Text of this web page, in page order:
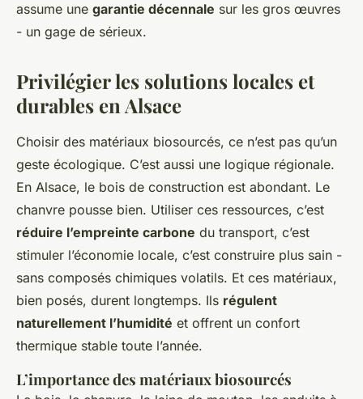
assume une garantie décennale sur les gros œuvres
- un gage de sérieux.
Privilégier les solutions locales et
durables en Alsace
Choisir des matériaux biosourcés, ce n’est pas qu’un
geste écologique. C’est aussi une logique régionale.
En Alsace, le bois de construction est abondant. Le
chanvre pousse bien. Utiliser ces ressources, c’est
réduire l’empreinte carbone du transport, c’est
stimuler l’économie locale, c’est construire plus sain -
sans composés chimiques volatils. Et ces matériaux,
bien posés, durent longtemps. Ils régulent
naturellement l’humidité et offrent un confort
thermique stable toute l’année.
L’importance des matériaux biosourcés